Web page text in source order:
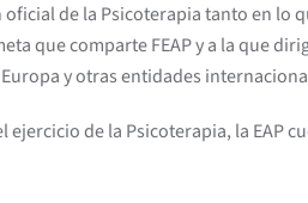
de la Psicoterapia tanto en
que comparte FEAP y a la que
y otras entidades
de la Psicoterapia, la EAP